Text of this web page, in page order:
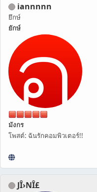
iannnnn
ยึกษ์
ยักษ์
มังกร
โพสต์: ฉันรักคอมพิวเตอร์!!
JÎ›NÎ£